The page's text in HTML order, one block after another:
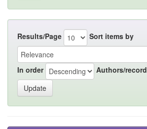
Results/Page Sort items by
In order Authors/record